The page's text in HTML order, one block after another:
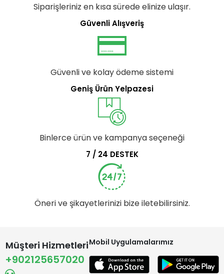
Siparişleriniz en kısa sürede elinize ulaşır.
Güvenli Alışveriş
Güvenli ve kolay ödeme sistemi
Geniş Ürün Yelpazesi
Binlerce ürün ve kampanya seçeneği
7 / 24 DESTEK
Öneri ve şikayetlerinizi bize iletebilirsiniz.
Müşteri Hizmetleri
+902125657020
Mobil Uygulamalarımız